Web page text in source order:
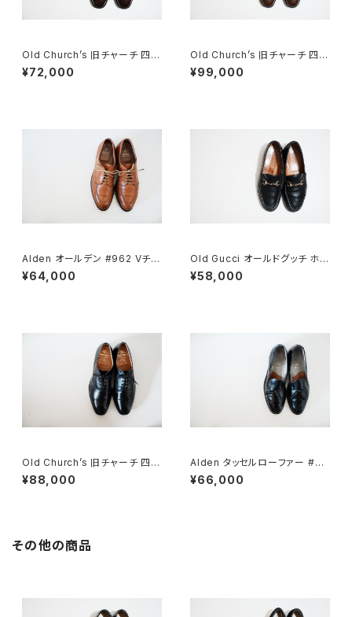
Old Church’s 旧チャーチ 四都
市 BELMONTパンチドキャップ
トウ 85G
¥72,000
Old Church’s 旧チャーチ 四都
市 ASTON シングルモンク 85
F
¥99,000
Alden オールデン #962 Vチッ
プ 9.5D
¥64,000
Old Gucci オールドグッチ ホー
スビットローファー 43E Black
ラバー
¥58,000
Old Church’s 旧チャーチ 四都
市 Consul 95D
¥88,000
Alden タッセルローファー #66
0 10C
¥66,000
その他の商品